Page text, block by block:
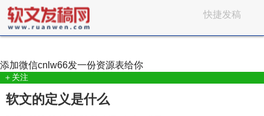
快捷发稿
添加微信cnlw66发一份资源表给你
＋关注
软文的定义是什么